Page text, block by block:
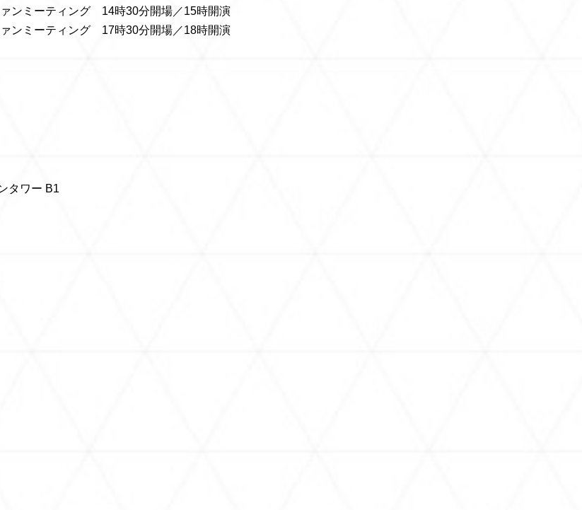
ミーティング 14時30分開場／15時開演
ミーティング 17時30分開場／18時開演
タワー B1